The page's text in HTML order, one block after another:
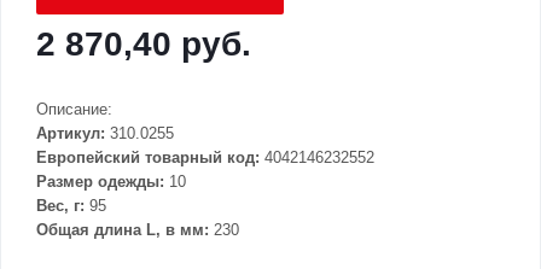
2 870,40 руб.
Описание:
Артикул: 310.0255
Европейский товарный код: 4042146232552
Размер одежды: 10
Вес, г: 95
Общая длина L, в мм: 230